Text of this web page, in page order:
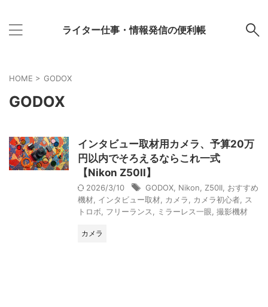
ライター仕事・情報発信の便利帳
HOME > GODOX
GODOX
インタビュー取材用カメラ、予算20万
円以内でそろえるならこれ一式
【Nikon Z50II】
2026/3/10 GODOX Nikon Z50II おすすめ
機材 インタビュー取材 カメラ カメラ初心者
ス
トロボ
フリーランス ミラーレス一眼 撮影機材
カメラ